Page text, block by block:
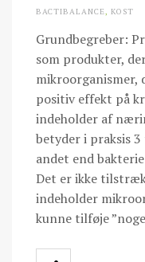
BACTIBALANCE, KOST
Grundbegreber:
som produkter,
mikroorganismer,
positiv effekt på
indeholder af
betyder i praksis
andet end
Det er ikke
indeholder
kunne tilføje